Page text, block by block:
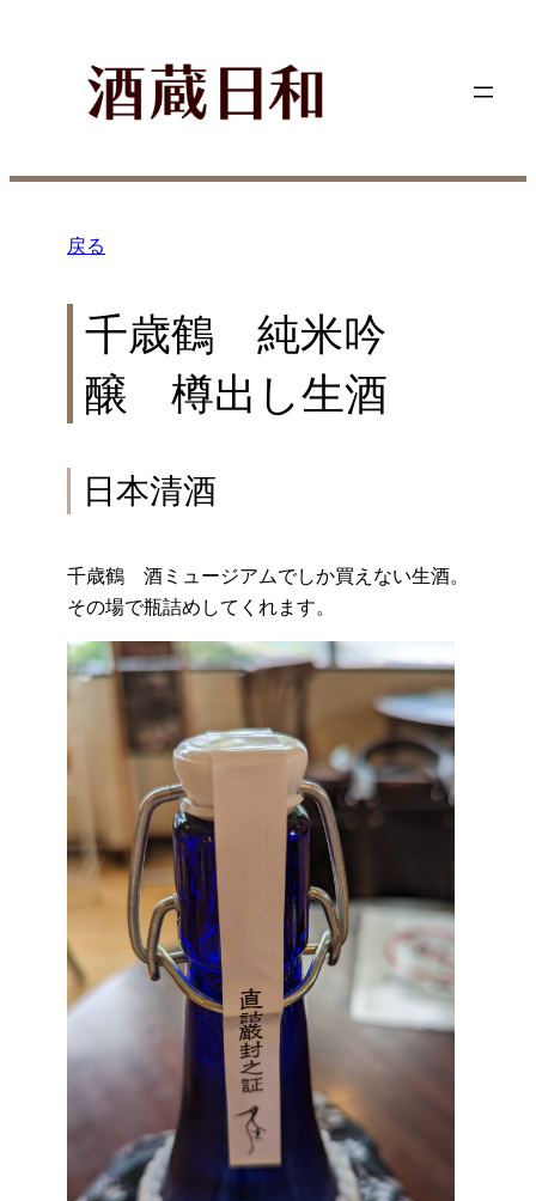
ッ
戻る
千歳鶴 純米吟
醸 樽出し生酒
日本清酒
千歳鶴 酒ミュージアムでしか買えない生酒。
その場で瓶詰めしてくれます。